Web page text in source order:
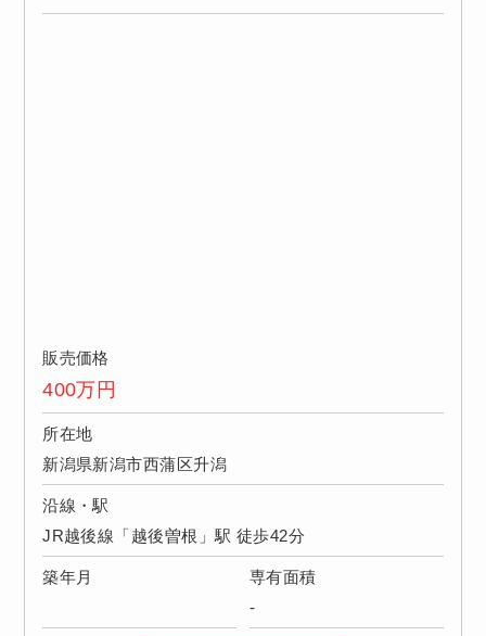
販売価格
400万円
所在地
新潟県新潟市西蒲区升潟
沿線・駅
JR越後線「越後曽根」駅 徒歩42分
築年月
専有面積
-